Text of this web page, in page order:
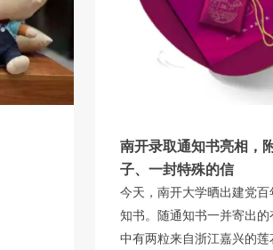
南开录取通知书亮相，
子、一封特殊的信
今天，南开大学晒出建党百
知书。随通知书一并寄出
中有两粒来自浙江嘉兴的莲